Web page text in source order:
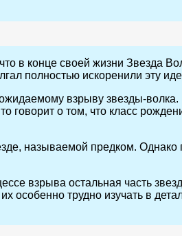
в конце своей жизни Звезда
полностью искоренили эту
взрыву звезды-
говорит о том, что класс
называемой предком. Однако
взрыва остальная часть
особенно трудно изучать в